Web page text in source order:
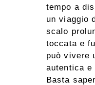
tempo a
un viaggio
scalo
toccata e
può vivere
autentica e
Basta